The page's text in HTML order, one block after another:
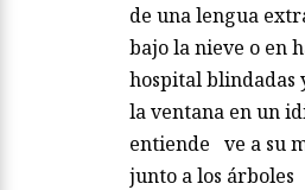
de una lengua
bajo la nieve o en
hospital blindadas
la ventana en un
entiende ve a su
junto a los árboles